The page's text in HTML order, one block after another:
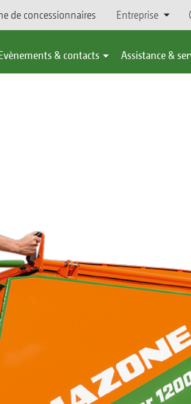
de concessionnaires Entreprise
& contacts Assistance &